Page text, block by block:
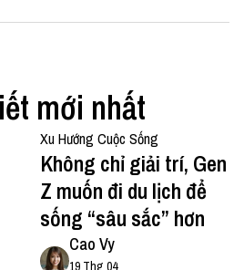
mới nhất
Xu Hướng Cuộc Sống
Không chỉ giải trí, Gen
Z muốn đi du lịch để
sống “sâu sắc” hơn
Cao Vy
19 Thg 04